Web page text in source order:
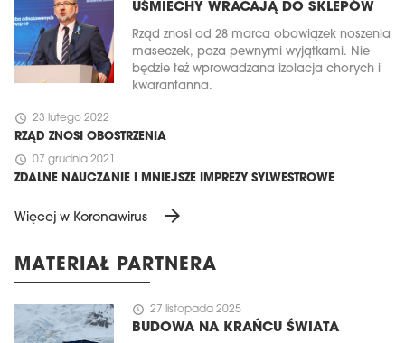
UŚMIECHY WRACAJĄ DO SKLEPÓW
Rząd znosi od 28 marca obowiązek noszenia
maseczek, poza pewnymi wyjątkami. Nie
będzie też wprowadzana izolacja chorych i
kwarantanna.
schedule 23 lutego 2022
RZĄD ZNOSI OBOSTRZENIA
schedule 07 grudnia 2021
ZDALNE NAUCZANIE I MNIEJSZE IMPREZY SYLWESTROWE
Więcej w Koronawirus arrow_forward
MATERIAŁ PARTNERA
schedule 27 listopada 2025
BUDOWA NA KRAŃCU ŚWIATA